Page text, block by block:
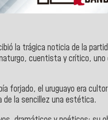
la trágica noticia de la
cuentista y crítico, uno
forjado, el uruguayo era
de la sencillez una estética.